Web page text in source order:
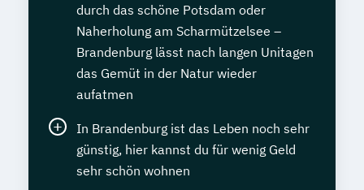
durch das schöne Potsdam oder
Naherholung am Scharmützelsee –
Brandenburg lässt nach langen Unitagen
das Gemüt in der Natur wieder
aufatmen
In Brandenburg ist das Leben noch sehr
günstig, hier kannst du für wenig Geld
sehr schön wohnen